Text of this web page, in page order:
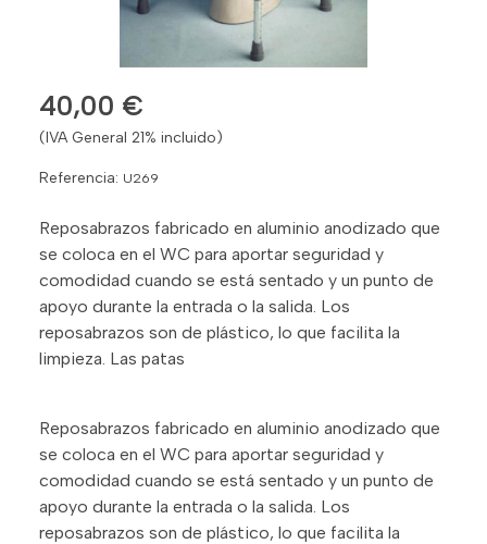
40,00 €
(IVA General 21% incluido)
Referencia: U269
Reposabrazos fabricado en aluminio anodizado que
se coloca en el WC para aportar seguridad y
comodidad cuando se está sentado y un punto de
apoyo durante la entrada o la salida. Los
reposabrazos son de plástico, lo que facilita la
limpieza. Las patas
Reposabrazos fabricado en aluminio anodizado que
se coloca en el WC para aportar seguridad y
comodidad cuando se está sentado y un punto de
apoyo durante la entrada o la salida. Los
reposabrazos son de plástico, lo que facilita la